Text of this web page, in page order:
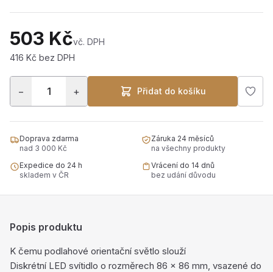
503 Kčvč. DPH
416 Kč bez DPH
− + Přidat do košíku
Doprava zdarma
nad 3 000 Kč
Záruka 24 měsíců
na všechny produkty
Expedice do 24 h
skladem v ČR
Vrácení do 14 dnů
bez udání důvodu
Popis produktu
K čemu podlahové orientační světlo slouží
Diskrétní LED svítidlo o rozměrech 86 × 86 mm, vsazené do